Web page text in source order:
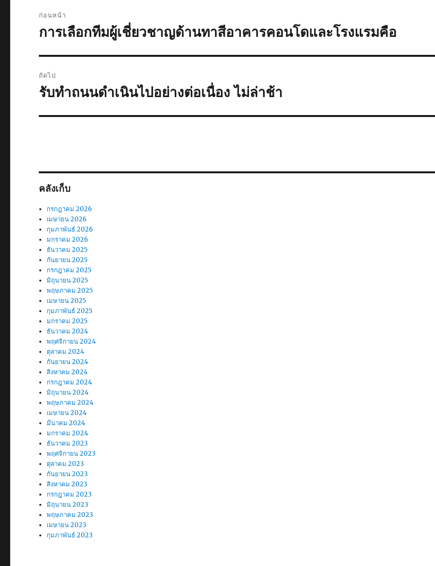
เรื่อง
ก่อนหน้า
เรื่อง
หน้า:
การเลือกทีมผู้เชี่ยวชาญด้านทาสีอาคารคอนโดและโรงแรมคือ
ถัดไป
เรื่อง
ไป:
รับทำถนนดำเนินไปอย่างต่อเนื่อง ไม่ล่าช้า
คลังเก็บ
กรกฎาคม 2026
เมษายน 2026
กุมภาพันธ์ 2026
มกราคม 2026
ธันวาคม 2025
กันยายน 2025
กรกฎาคม 2025
มิถุนายน 2025
พฤษภาคม 2025
เมษายน 2025
กุมภาพันธ์ 2025
มกราคม 2025
ธันวาคม 2024
พฤศจิกายน 2024
ตุลาคม 2024
กันยายน 2024
สิงหาคม 2024
กรกฎาคม 2024
มิถุนายน 2024
พฤษภาคม 2024
เมษายน 2024
มีนาคม 2024
มกราคม 2024
ธันวาคม 2023
พฤศจิกายน 2023
ตุลาคม 2023
กันยายน 2023
สิงหาคม 2023
กรกฎาคม 2023
มิถุนายน 2023
พฤษภาคม 2023
เมษายน 2023
กุมภาพันธ์ 2023